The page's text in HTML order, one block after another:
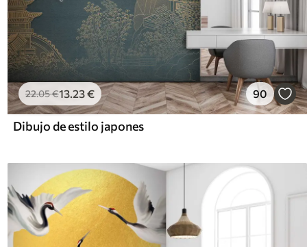
22.05€13.23€ 90
Dibujo de estilo japones